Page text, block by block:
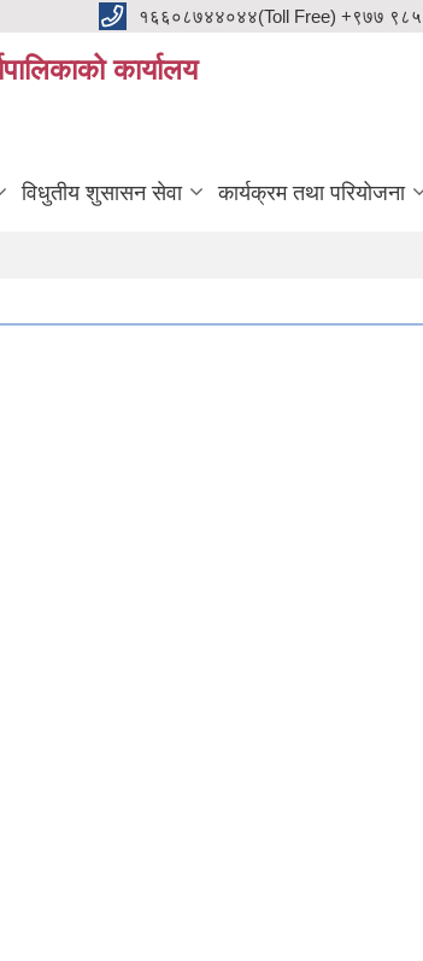
१६६०८७४४०४४(Toll Free) +९७७
कार्यालय
विधुतीय शुसासन सेवा कार्यक्रम तथा परियोजना